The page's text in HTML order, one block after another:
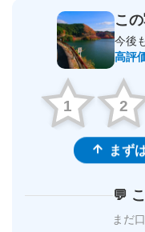
こ
今後
高評
1 2
まず
💬
まだ